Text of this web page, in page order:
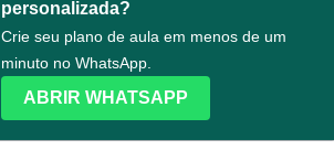
personalizada?
Crie seu plano de aula em menos de um
minuto no WhatsApp.
ABRIR WHATSAPP